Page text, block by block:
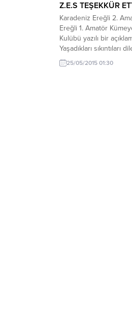
Z.E.S TEŞEKKÜR
Karadeniz Ereğli 2.
Ereğli 1. Amatör
Kulübü yazılı bir
Yaşadıkları
şampiyonluk yolunda
Zonguldak Ereğli Spor
25/05/2015 01:30